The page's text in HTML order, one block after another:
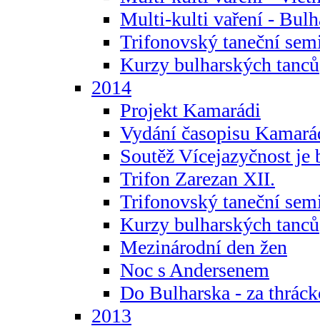
Multi-kulti vaření -
Trifonovský taneční
Kurzy bulharských tanců
2014
Projekt Kamarádi
Vydání časopisu
Soutěž Vícejazyčnost je
Trifon Zarezan XII.
Trifonovský taneční
Kurzy bulharských tanců
Mezinárodní den žen
Noc s Andersenem
Do Bulharska - za
2013